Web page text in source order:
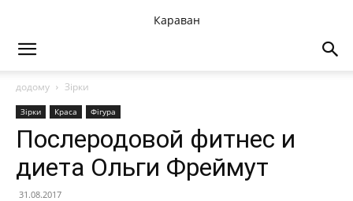
Караван
додому Зірки
Зірки Краса Фігура
Послеродовой фитнес и
диета Ольги Фреймут
31.08.2017